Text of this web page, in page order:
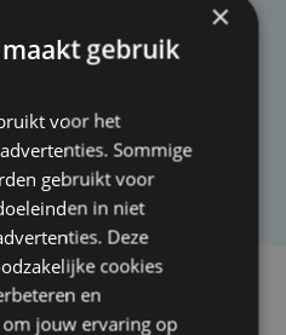
opgemerkt in dit
weten
×
gebruik
voor het
Sommige
gebruikt voor
in niet
Deze
cookies
en
jouw ervaring op